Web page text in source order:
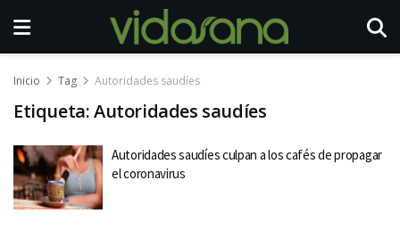
Inicio Tag Autoridades saudíes
Etiqueta:Autoridades saudíes
Autoridades saudíes culpan a los cafés de propagar
el coronavirus